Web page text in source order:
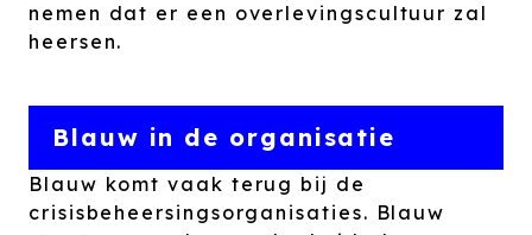
nemen dat er een overlevingscultuur zal
heersen.
Blauw in de organisatie
Blauw komt vaak terug bij de
crisisbeheersingsorganisaties. Blauw